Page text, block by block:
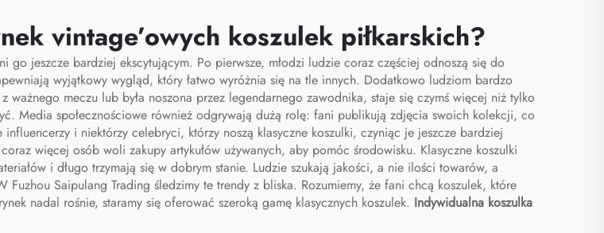
drużyn piłkarskich
vintage’owych koszulek piłkarskich?
go jeszcze bardziej ekscytującym. Po pierwsze, młodzi ludzie coraz częściej odnoszą się do
wyjątkowy wygląd, który łatwo wyróżnia się na tle innych. Dodatkowo ludziom bardzo
meczu lub była noszona przez legendarnego zawodnika, staje się czymś więcej niż tylko
Media społecznościowe również odgrywają dużą rolę: fani publikują zdjęcia swoich kolekcji, co
i niektórzy celebryci, którzy noszą klasyczne koszulki, czyniąc je jeszcze bardziej
więcej osób woli zakupy artykułów używanych, aby pomóc środowisku. Klasyczne koszulki
i długo trzymają się w dobrym stanie. Ludzie szukają jakości, a nie ilości towarów, a
Saipulang Trading śledzimy te trendy z bliska. Rozumiemy, że fani chcą koszulek, które
nadal rośnie, staramy się oferować szeroką gamę klasycznych koszulek. Indywidualna koszulka